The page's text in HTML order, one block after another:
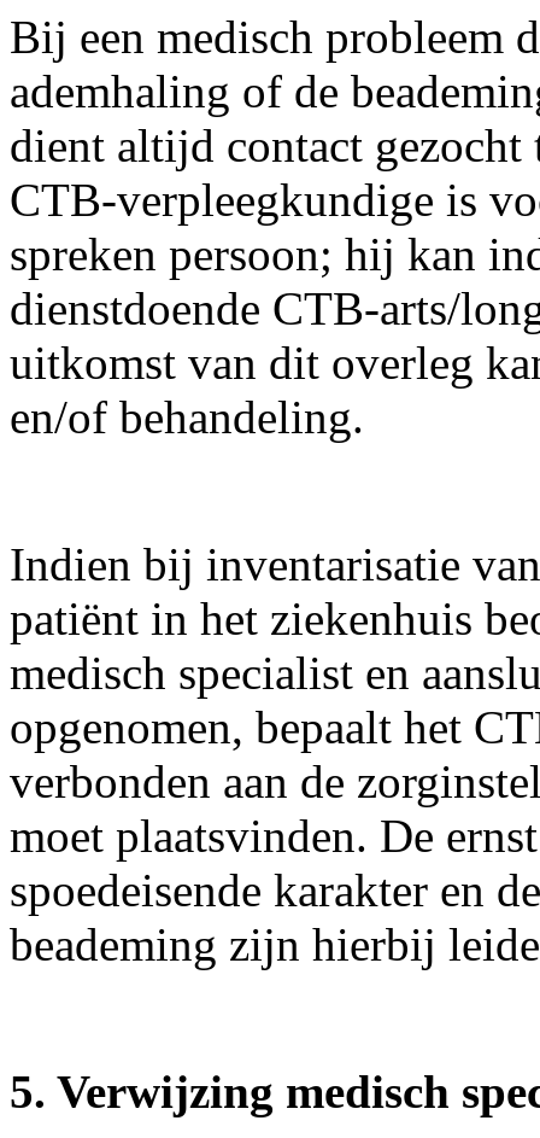
Bij een medisch probleem
ademhaling of de
dient altijd contact
CTB-verpleegkundige is
spreken persoon; hij kan
dienstdoende CTB-arts/
uitkomst van dit overleg
en/of behandeling.
Indien bij inventarisatie
patiënt in het ziekenhuis
medisch specialist en
opgenomen, bepaalt het
verbonden aan de
moet plaatsvinden. De
spoedeisende karakter en
beademing zijn hierbij
5. Verwijzing medisch